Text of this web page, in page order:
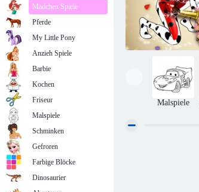
Malspiele
Mädchen Spiele
Pferde
My Little Pony
Anzieh Spiele
Barbie
Kochen
Friseur
Malspiele
Schminken
Gefroren
Farbige Blöcke
Dinosaurier